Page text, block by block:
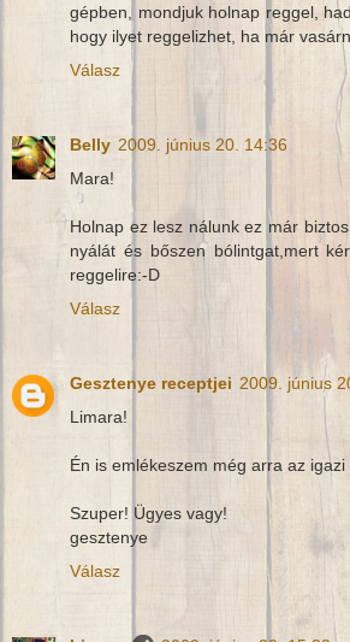
gépben, mondjuk holnap reggel,
hogy ilyet reggelizhet, ha már
Válasz
Belly 2009. június 20. 14:36
Mara!
Holnap ez lesz nálunk ez már
nyálát és bőszen bólintgat,mert
reggelire:-D
Válasz
Gesztenye receptjei 2009. június
Limara!
Én is emlékeszem még arra az igazi
Szuper! Ügyes vagy!
gesztenye
Válasz